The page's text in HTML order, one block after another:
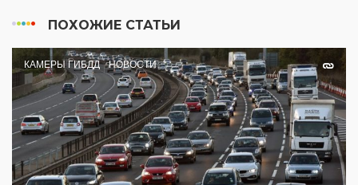
ПОХОЖИЕ СТАТЬИ
КАМЕРЫ ГИБДД НОВОСТИ